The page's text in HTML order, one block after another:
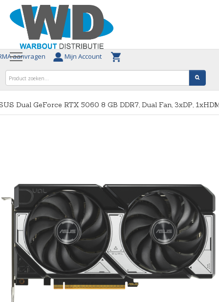
aanvragen Mijn Account
Dual GeForce RTX 5060 8 GB DDR7, Dual Fan, 3xDP,